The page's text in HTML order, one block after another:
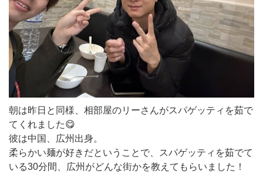
朝は昨日と同様、相部屋のリーさんがスパゲッティを茹で
てくれました😋
彼は中国、広州出身。
柔らかい麺が好きだということで、スパゲッティを茹でて
いる30分間、広州がどんな街かを教えてもらいました！